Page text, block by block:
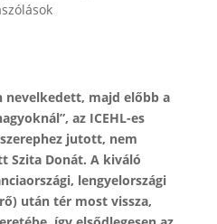
nevelkedett, majd előbb a
az ICEHL-es
jutott, nem
Szita Donát. A kiváló
lengyelországi
után tér most vissza,